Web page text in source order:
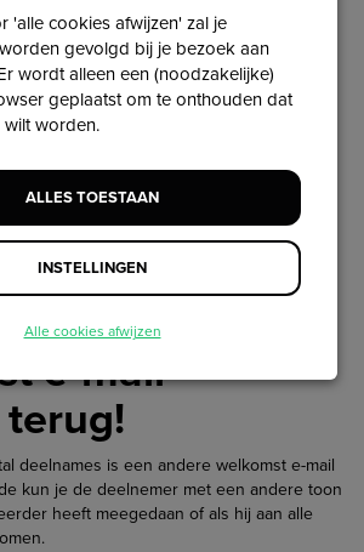
e-mail -
deelnames is een andere welkomst e-mail
kun je de deelnemer met een andere toon
heeft meegedaan of als hij aan alle
'alle cookies afwijzen' zal je
gevolgd bij je bezoek aan
wordt alleen een (noodzakelijke)
geplaatst om te onthouden dat
worden.
ALLES TOESTAAN
INSTELLINGEN
Alle cookies afwijzen